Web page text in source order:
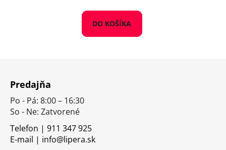
DO KOŠÍKA
Predajňa
Po - Pá: 8:00 – 16:30
So - Ne: Zatvorené
Telefon | 911 347 925
E-mail | info@lipera.sk